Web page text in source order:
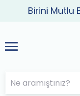
Birini Mutlu